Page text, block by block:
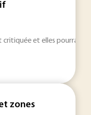
et elles
zones